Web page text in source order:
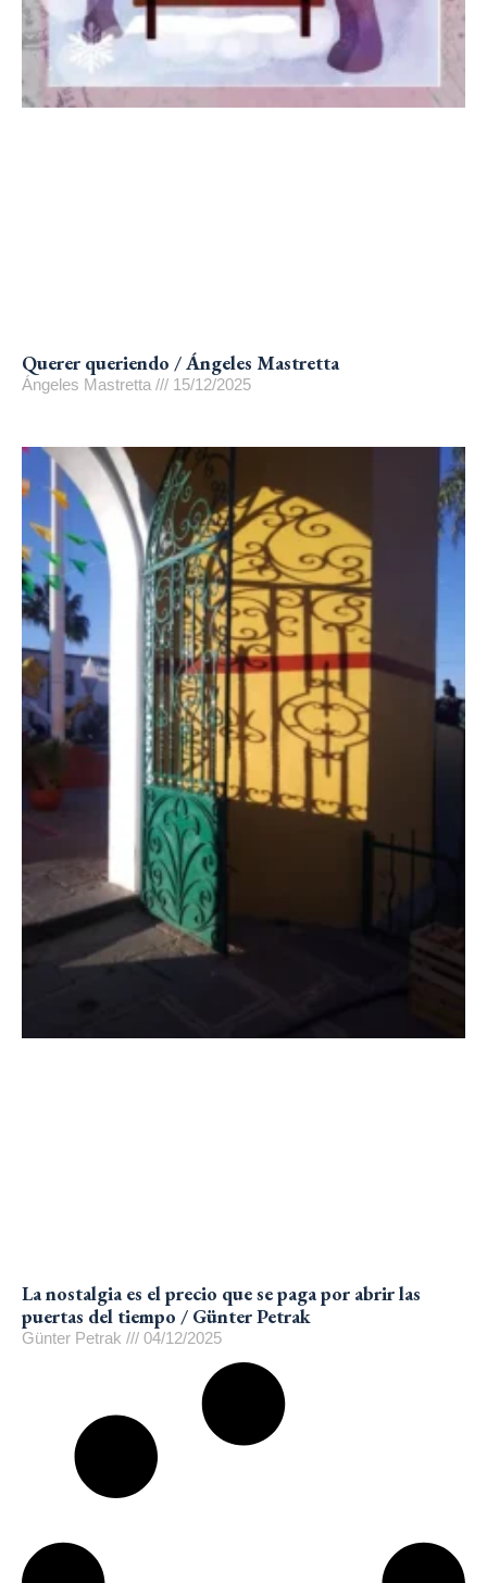
Querer queriendo / Ángeles Mastretta
Ángeles Mastretta 15/12/2025
La nostalgia es el precio que se paga por abrir las
puertas del tiempo / Günter Petrak
Günter Petrak 04/12/2025